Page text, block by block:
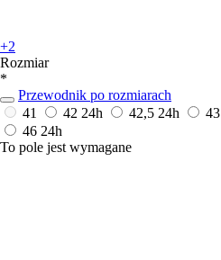
+2
Rozmiar
*
Przewodnik po rozmiarach
41
42 24h 42,5 24h 43
46 24h
To pole jest wymagane